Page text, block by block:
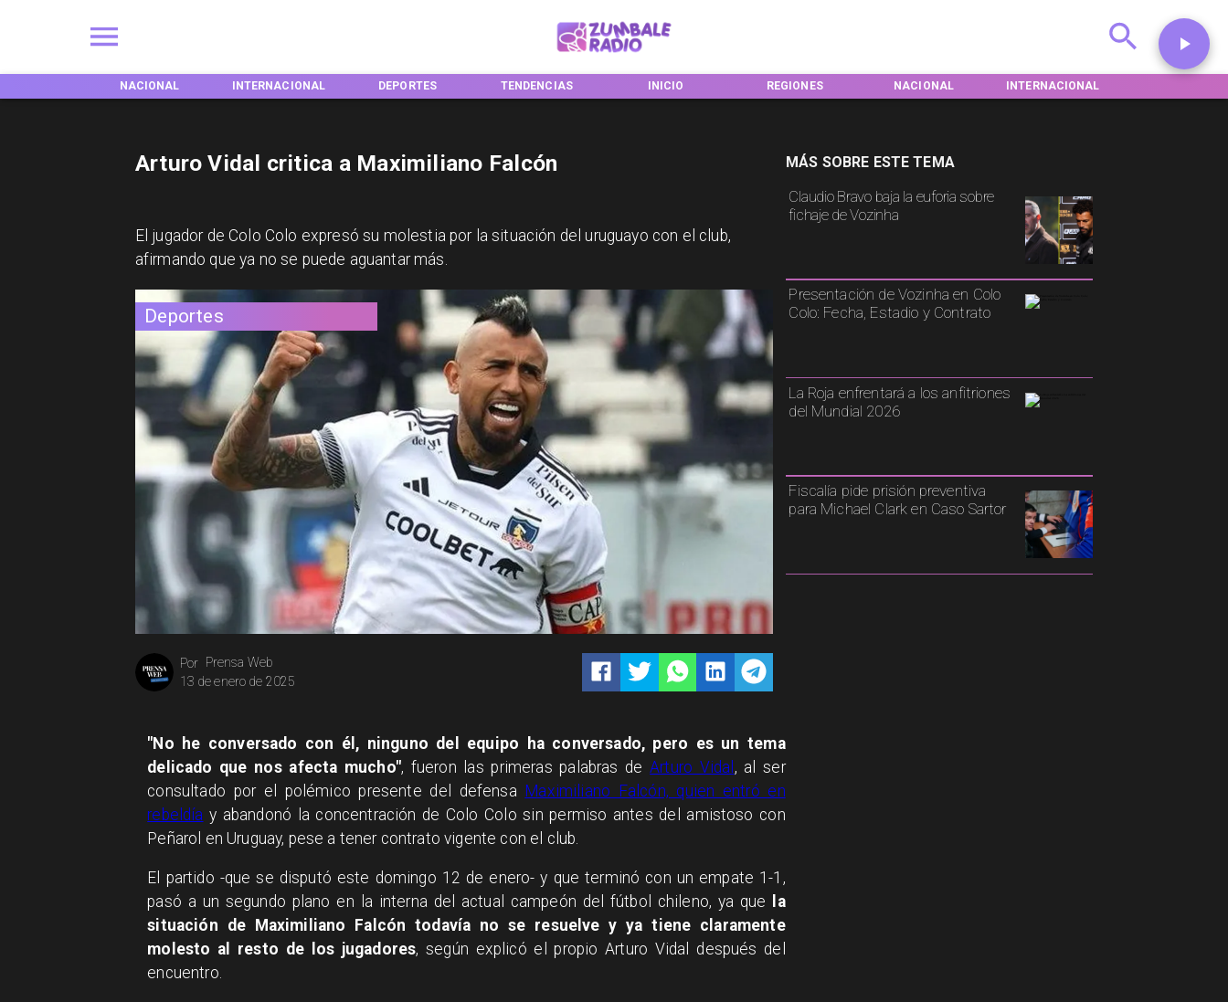
INTERNACIONAL DEPORTES TENDENCIAS INICIO REGIONES NACIONAL INTERNACIONAL DEPORTES
Deportes
Prensa Web
Por
13 de enero de 2025
Claudio Bravo baja la euforia sobre
fichaje de Vozinha
Presentación de Vozinha en Colo
Colo: Fecha, Estadio y Contrato
La Roja enfrentará a los anfitriones
del Mundial 2026
Fiscalía pide prisión preventiva
para Michael Clark en Caso Sartor
MÁS SOBRE ESTE TEMA
Arturo Vidal critica a Maximiliano Falcón
El jugador de Colo Colo expresó su molestia por la situación del uruguayo con el club,
afirmando que ya no se puede aguantar más.
"No he conversado con él, ninguno del equipo ha conversado, pero es un tema
delicado que nos afecta mucho", fueron las primeras palabras deArturo Vidal , al ser
consultado por el polémico presente del defensa Maximiliano Falcón, quien entró en
rebeldía y abandonó la concentración de Colo Colo sin permiso antes del amistoso con
Peñarol en Uruguay, pese a tener contrato vigente con el club.
El partido -que se disputó este domingo 12 de enero- y que terminó con un empate 1-1,
pasó a un segundo plano en la interna del actual campeón del fútbol chileno, ya que
la
situación de Maximiliano Falcón todavía no se resuelve y ya tiene claramente
molesto al resto de los jugadores, según explicó el propio Arturo Vidal después del
encuentro.